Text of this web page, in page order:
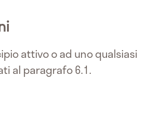
attivo o ad uno qualsiasi
al paragrafo 6.1.